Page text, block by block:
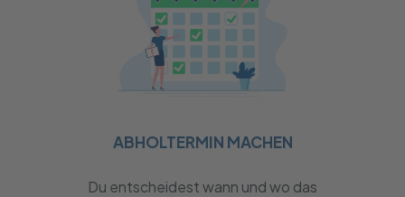
ABHOLTERMIN MACHEN
Du entscheidest wann und wo das